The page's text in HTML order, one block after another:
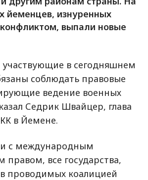
йеменцев, изнуренных
выпали новые
участвующие в сегодняшнем
соблюдать правовые
ведение военных
Седрик Швайцер, глава
в Йемене.
с международным
правом, все государства,
проводимых коалицией